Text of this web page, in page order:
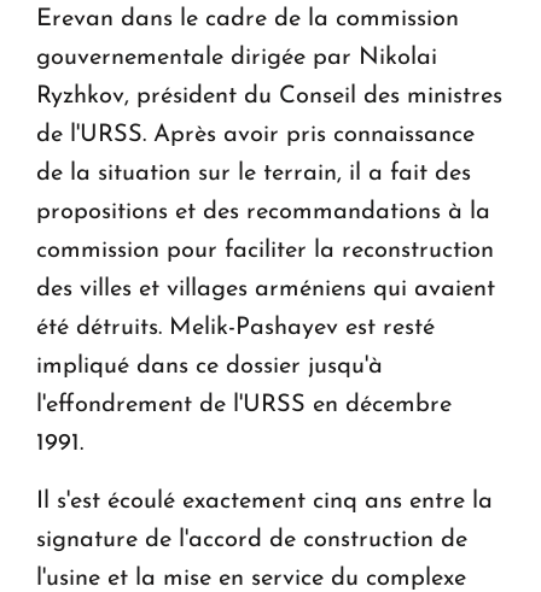
Erevan dans le cadre de la commission
gouvernementale dirigée par Nikolai
Ryzhkov, président du Conseil des ministres
de l'URSS. Après avoir pris connaissance
de la situation sur le terrain, il a fait des
propositions et des recommandations à la
commission pour faciliter la reconstruction
des villes et villages arméniens qui avaient
été détruits. Melik-Pashayev est resté
impliqué dans ce dossier jusqu'à
l'effondrement de l'URSS en décembre
1991.
Il s'est écoulé exactement cinq ans entre la
signature de l'accord de construction de
l'usine et la mise en service du complexe